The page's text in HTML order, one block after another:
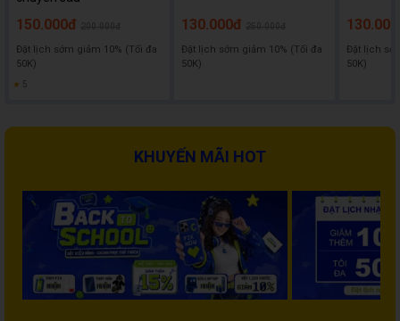
150.000đ
Đặt lịch sớm giảm 10% (Tối đa
50K)
★ 5
130.000đ
Đặt lịch sớm giảm 10% (Tối đa
50K)
Đặt lịch
50K)
KHUYẾN MÃI HOT